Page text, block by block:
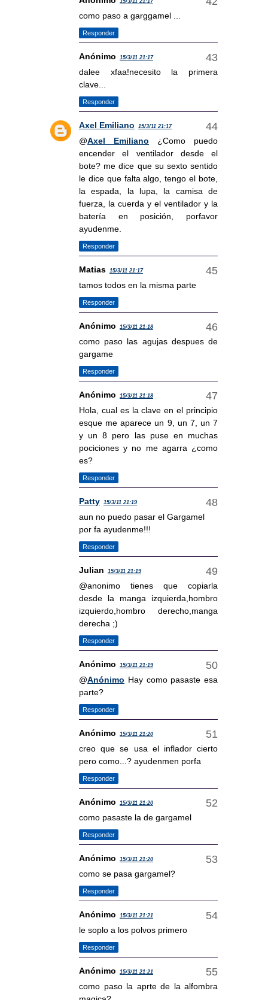
15/3/11 21:17
como paso a garggamel ...
Responder
Anónimo 15/3/11 21:17
dalee xfaa!necesito la primera
clave...
Responder
Axel Emiliano 15/3/11 21:17
@Axel Emiliano ¿Como puedo
encender el ventilador desde el
bote? me dice que su sexto sentido
le dice que falta algo, tengo el bote,
la espada, la lupa, la camisa de
fuerza, la cuerda y el ventilador y la
batería en posición, porfavor
ayudenme.
Responder
Matias 15/3/11 21:17
tamos todos en la misma parte
Responder
Anónimo 15/3/11 21:18
como paso las agujas despues de
gargame
Responder
Anónimo 15/3/11 21:18
Hola, cual es la clave en el principio
esque me aparece un 9, un 7, un 7
y un 8 pero las puse en muchas
pociciones y no me agarra ¿como
es?
Responder
Patty 15/3/11 21:19
aun no puedo pasar el Gargamel
por fa ayudenme!!!
Responder
Julian 15/3/11 21:19
@anonimo tienes que copiarla
desde la manga izquierda,hombro
izquierdo,hombro derecho,manga
derecha ;)
Responder
Anónimo 15/3/11 21:19
@Anónimo Hay como pasaste esa
parte?
Responder
Anónimo 15/3/11 21:20
creo que se usa el inflador cierto
pero como...? ayudenmen porfa
Responder
Anónimo 15/3/11 21:20
como pasaste la de gargamel
Responder
Anónimo 15/3/11 21:20
como se pasa gargamel?
Responder
Anónimo 15/3/11 21:21
le soplo a los polvos primero
Responder
Anónimo 15/3/11 21:21
como paso la aprte de la alfombra